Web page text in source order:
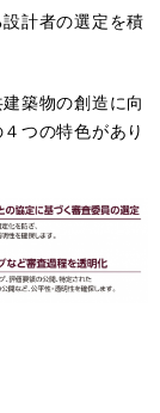
計者の選定を積
築物の創造に向
つの特色があり